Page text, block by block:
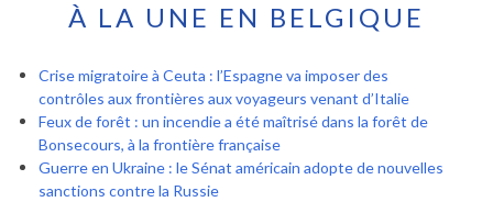
À LA UNE EN BELGIQUE
Crise migratoire à Ceuta : l’Espagne va imposer des
contrôles aux frontières aux voyageurs venant d’Italie
Feux de forêt : un incendie a été maîtrisé dans la forêt de
Bonsecours, à la frontière française
Guerre en Ukraine : le Sénat américain adopte de nouvelles
sanctions contre la Russie